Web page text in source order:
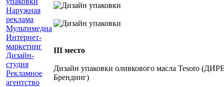
Наружная
реклама
Мультимедиа
Интернет-
маркетинг
Дизайн-
студия
Рекламное
агентство
ІІІ место
Дизайн упаковки оливкового масла Tesoro
Брендинг)